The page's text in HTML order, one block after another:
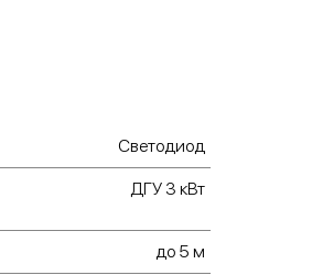
специальным
порывы ветра, при
до 7 метров.
Светодиод
ДГУ 3 кВт
до 5 м